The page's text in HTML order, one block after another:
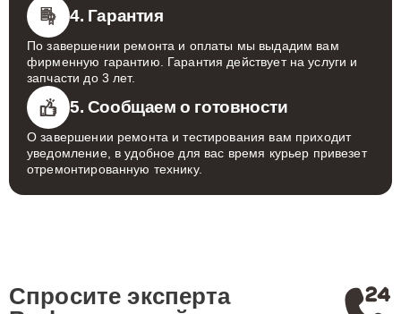
4. Гарантия
По завершении ремонта и оплаты мы выдадим вам
фирменную гарантию. Гарантия действует на услуги и
запчасти до 3 лет.
5. Сообщаем о готовности
О завершении ремонта и тестирования вам приходит
уведомление, в удобное для вас время курьер привезет
отремонтированную технику.
Спросите эксперта